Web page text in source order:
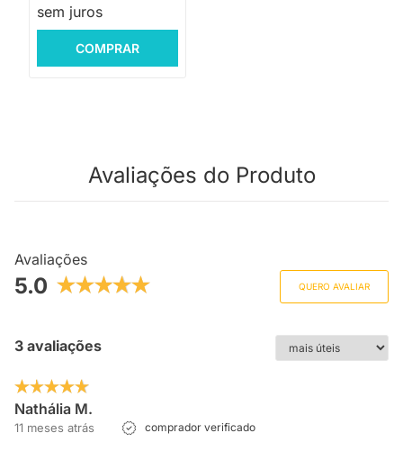
sem juros
COMPRAR
Avaliações do Produto
Avaliações
5.0 QUERO AVALIAR
3 avaliações
Nathália M.
11 meses atrás comprador verificado